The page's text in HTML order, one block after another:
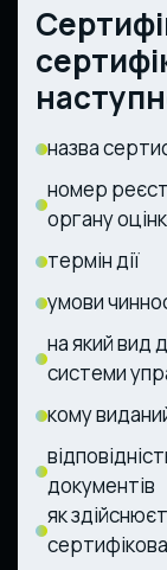
назва
номер
органу
термін дії
умови
на який вид
системи
кому
документів
як